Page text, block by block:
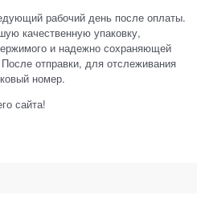
рабочий день после оплаты.
качественную упаковку,
и надежно сохраняющей
отправки, для отслеживания
номер.
сайта!